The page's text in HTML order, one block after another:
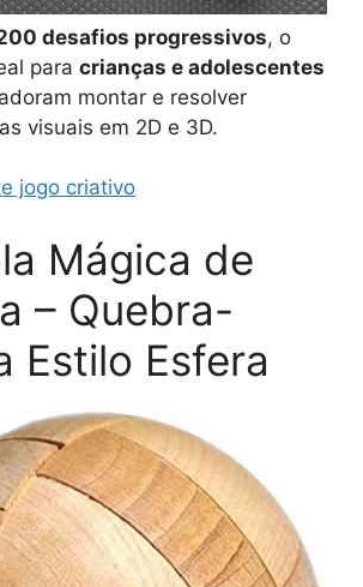
desafios progressivos, o
para crianças e adolescentes
montar e resolver
visuais em 2D e 3D.
jogo criativo
Mágica de
– Quebra-
Estilo Esfera